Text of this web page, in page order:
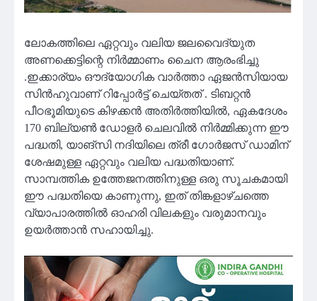
ലോകത്തിലെ ഏറ്റവും വലിയ ജലവൈദ്യുത
അണക്കെട്ടിന്റെ നിര്‍മ്മാണം ചൈന ആരംഭിച്ചു
.ഇക്കാര്യം ഔദ്യോഗിക വാര്‍ത്താ ഏജന്‍സിയായ
സിന്‍ഹുവാണ് റിപ്പോര്‍ട്ട് ചെയ്തത് . ടിബറ്റന്‍
പീഠഭൂമിയുടെ കിഴക്കന്‍ അതിര്‍ത്തിയില്‍, ഏകദേശം
170 ബില്യണ്‍ ഡോളര്‍ ചെലവില്‍ നിര്‍മ്മിക്കുന്ന ഈ
പദ്ധതി, യാങ്സി നദിയിലെ ത്രീ ഗോര്‍ജസ് ഡാമിന്
ശേഷമുള്ള ഏറ്റവും വലിയ പദ്ധതിയാണ്.
സാമ്പത്തിക ഉത്തേജനത്തിനുള്ള ഒരു സൂചകമായി
ഈ പദ്ധതിയെ കാണുന്നു, ഇത് തിങ്കളാഴ്ചത്തെ
വ്യാപാരത്തില്‍ ഓഹരി വിലകളും വരുമാനവും
ഉയര്‍ത്താന്‍ സഹായിച്ചു.